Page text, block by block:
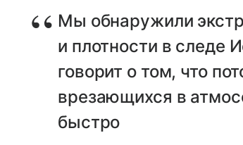
Мы обнаружили
и плотности в следе
говорит о том, что
врезающихся в
быстро